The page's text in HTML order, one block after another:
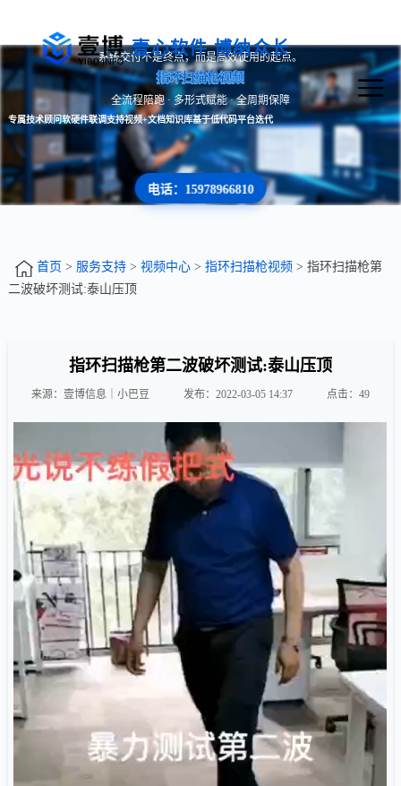
壹心软件 博纳众长
系统交付不是终点，而是高效使用的起点。
指环扫描枪视频
全流程陪跑 · 多形式赋能 · 全周期保障
专属技术顾问软硬件联调支持视频+文档知识库基于低代码平台迭代
电话：15978966810
首页 > 服务支持> 视频中心> 指环扫描枪视频 > 指环扫描枪第
二波破坏测试:泰山压顶
指环扫描枪第二波破坏测试:泰山压顶
来源：壹博信息｜小巴豆 发布：2022-03-05 14:37 点击：49